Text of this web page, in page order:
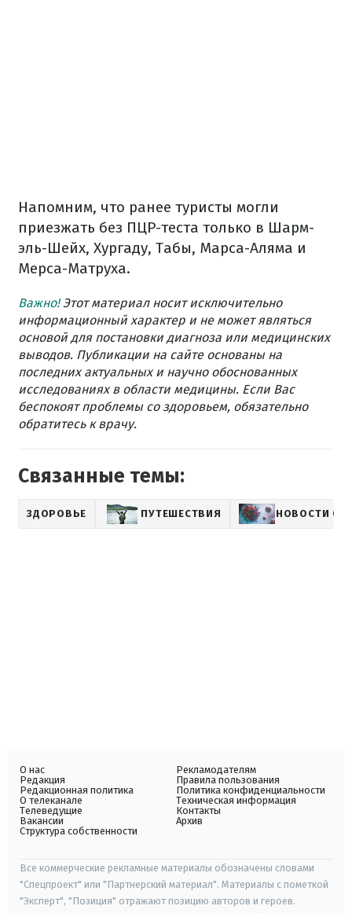
Напомним, что ранее туристы могли
приезжать без ПЦР-теста только в Шарм-
эль-Шейх, Хургаду, Табы, Марса-Аляма и
Мерса-Матруха.
Важно!Этот материал носит исключительно
информационный характер и не может являться
основой для постановки диагноза или медицинских
выводов. Публикации на сайте основаны на
последних актуальных и научно обоснованных
исследованиях в области медицины. Если Вас
беспокоят проблемы со здоровьем, обязательно
обратитесь к врачу.
Связанные темы:
ЗДОРОВЬЕ ПУТЕШЕСТВИЯ НОВОСТИ О
О нас
Редакция
Редакционная политика
О телеканале
Телеведущие
Вакансии
Структура собственности
Рекламодателям
Правила пользования
Политика конфиденциальности
Техническая информация
Контакты
Архив
Все коммерческие рекламные материалы обозначены словами
"Спецпроект" или "Партнерский материал". Материалы с пометкой
"Эксперт", "Позиция" отражают позицию авторов и героев.